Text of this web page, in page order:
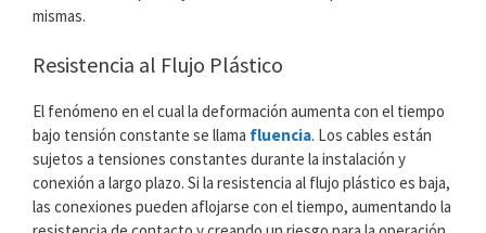
mismas.
Resistencia al Flujo Plástico
El fenómeno en el cual la deformación aumenta con el tiempo
bajo tensión constante se llama fluencia. Los cables están
sujetos a tensiones constantes durante la instalación y
conexión a largo plazo. Si la resistencia al flujo plástico es baja,
las conexiones pueden aflojarse con el tiempo, aumentando la